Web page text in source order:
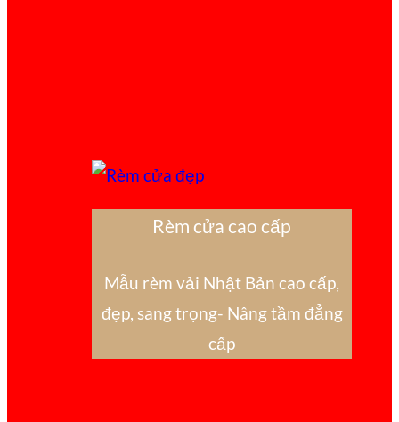
Rèm cửa cao cấp
Mẫu rèm vải Nhật Bản cao cấp,
đẹp, sang trọng- Nâng tầm đẳng
cấp